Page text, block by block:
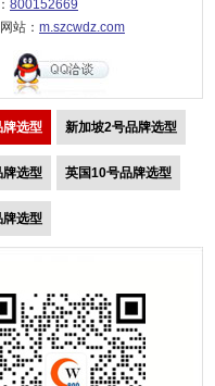
800152669
站： m.szcwdz.com
牌选型 新加坡2号品牌选型
牌选型 英国10号品牌选型
牌选型